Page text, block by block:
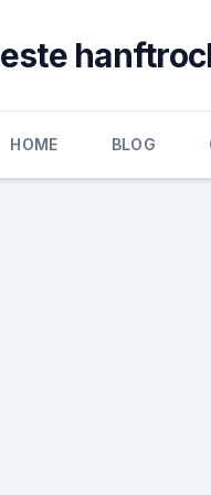
HOME BLOG